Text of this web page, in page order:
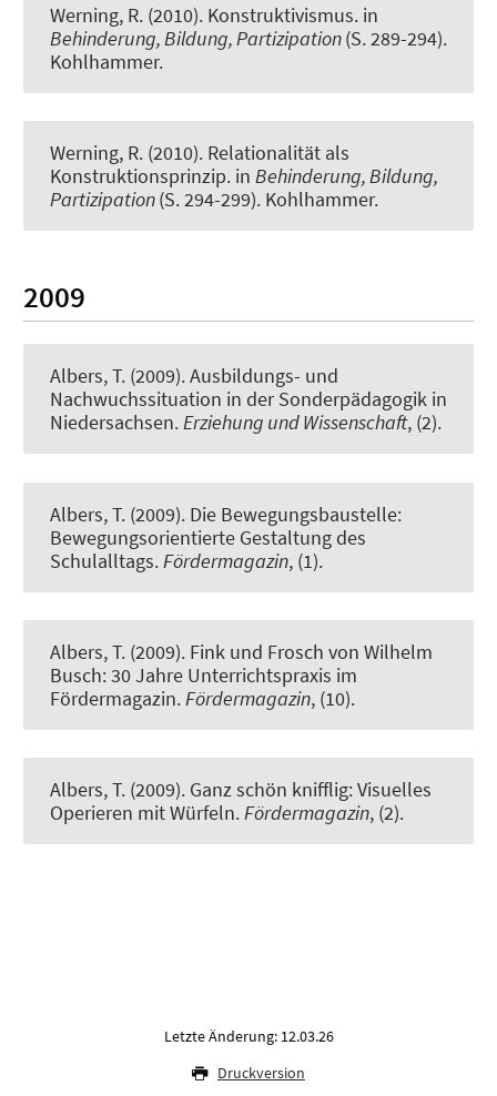
Werning, R. (2010). Konstruktivismus. in
Behinderung, Bildung, Partizipation(S. 289-294).
Kohlhammer.
Werning, R. (2010). Relationalität als
Konstruktionsprinzip. in Behinderung, Bildung,
Partizipation(S. 294-299). Kohlhammer.
2009
Albers, T. (2009).Ausbildungs- und
Nachwuchssituation in der Sonderpädagogik in
Niedersachsen.Erziehung und Wissenschaft, (2).
Albers, T. (2009). Die Bewegungsbaustelle:
Bewegungsorientierte Gestaltung des
Schulalltags. Fördermagazin, (1).
Albers, T. (2009). Fink und Frosch von Wilhelm
Busch: 30 Jahre Unterrichtspraxis im
Fördermagazin.Fördermagazin, (10).
Albers, T. (2009). Ganz schön knifflig: Visuelles
Operieren mit Würfeln.Fördermagazin, (2).
Letzte Änderung: 12.03.26
Druckversion